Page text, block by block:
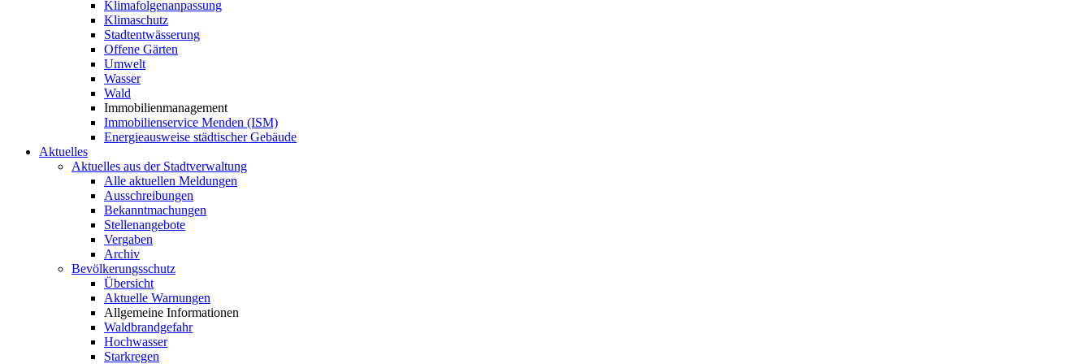
Klimafolgenanpassung
Klimaschutz
Stadtentwässerung
Offene Gärten
Umwelt
Wasser
Wald
Immobilienmanagement
Immobilienservice Menden (ISM)
Energieausweise städtischer Gebäude
Aktuelles
Aktuelles aus der Stadtverwaltung
Alle aktuellen Meldungen
Ausschreibungen
Bekanntmachungen
Stellenangebote
Vergaben
Archiv
Bevölkerungsschutz
Übersicht
Aktuelle Warnungen
Allgemeine Informationen
Waldbrandgefahr
Hochwasser
Starkregen